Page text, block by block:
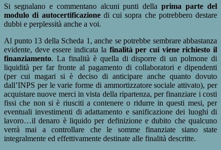
Si segnalano e commentano alcuni punti dellaprima parte del
modulo di autocertificazionedi cui sopra che potrebbero destare
dubbi e perplessità anche a voi.
Al punto 13 della Scheda 1, anche se potrebbe sembrare abbastanza
evidente, deve essere indicata la finalità per cui viene richiesto il
finanziamento. La finalità è quella di disporre di un polmone di
liquidità per far fronte al pagamento di collaboratori e dipendenti
(per cui magari si è deciso di anticipare anche quanto dovuto
dall’INPS per le varie forme di ammortizzatore sociale attivato), per
acquistare nuove merci in vista della ripartenza, per finanziare i costi
fissi che non si è riusciti a contenere o ridurre in questi mesi, per
eventuali investimenti di adattamento e sanificazione dei luoghi di
lavoro…il denaro è liquido per definizione e dubito che qualcuno
verrà mai a controllare che le somme finanziate siano state
integralmente ed effettivamente destinate alle finalità descritte.